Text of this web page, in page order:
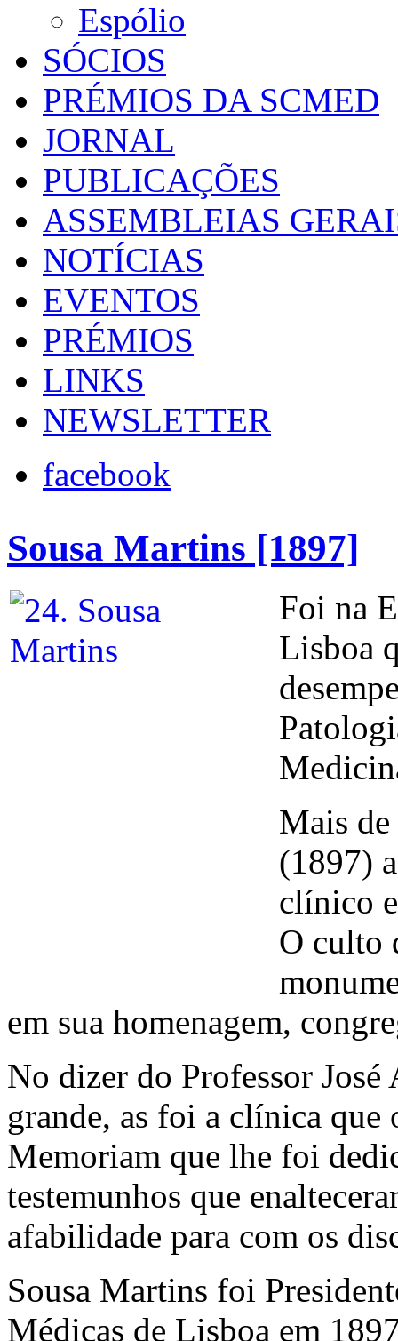
Espólio
SÓCIOS
PRÉMIOS DA SCMED
JORNAL
PUBLICAÇÕES
ASSEMBLEIAS
NOTÍCIAS
EVENTOS
PRÉMIOS
LINKS
NEWSLETTER
facebook
Sousa Martins [1897]
Foi na
Lisboa
Mais de
(1897)
clínico
O culto
em sua homenagem,
No dizer do Professor
grande, as foi a clínica
Memoriam que lhe foi
testemunhos que
afabilidade para com os
Sousa Martins foi
Médicas de Lisboa em